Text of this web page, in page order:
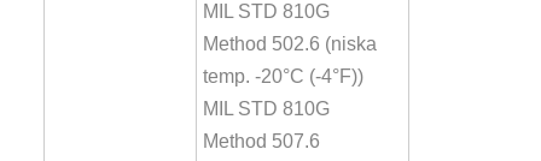
MIL STD 810G
Method 502.6 (niska
temp. -20°C (-4°F))
MIL STD 810G
Method 507.6